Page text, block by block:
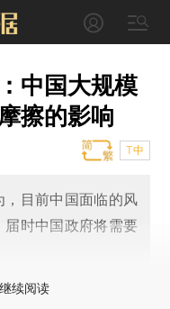
中国大规模
擦的影响
T中
目前中国面临的风
时中国政府将需要
续阅读